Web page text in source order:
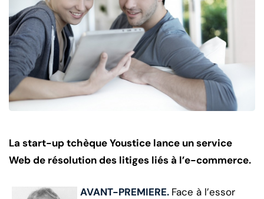
La start-up tchèque Youstice lance un service
Web de résolution des litiges liés à l’e-commerce.
AVANT-PREMIERE. Face à l’essor